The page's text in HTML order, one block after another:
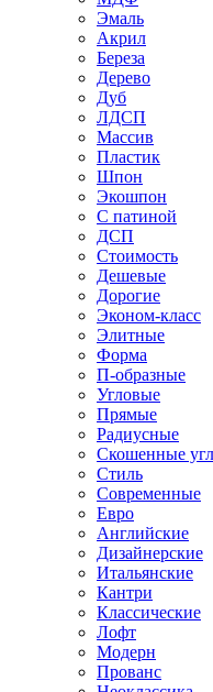
Эмаль
Акрил
Береза
Дерево
Дуб
ЛДСП
Массив
Пластик
Шпон
Экошпон
С патиной
ДСП
Стоимость
Дешевые
Дорогие
Эконом-класс
Элитные
Форма
П-образные
Угловые
Прямые
Радиусные
Скошенные
Стиль
Современные
Евро
Английские
Дизайнерские
Итальянские
Кантри
Классические
Лофт
Модерн
Прованс